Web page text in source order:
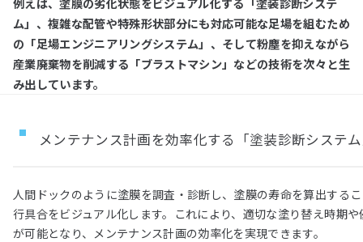
ム」、複雑な配管や特殊形状部分にも対応可能な足場を組むため
の「足場エンジニアリングシステム」、そして粉塵を抑えながら
産業廃棄物を削減する「ブラストマシン」などの技術を次々と生
み出しています。
メンテナンス計画を効率化する「塗装診断システ
人間ドックのように塗膜を調査・診断し、塗膜の寿命を算出する
行具合をビジュアル化します。これにより、適切な塗り替え時期
が可能となり、メンテナンス計画の効率化を実現できます。